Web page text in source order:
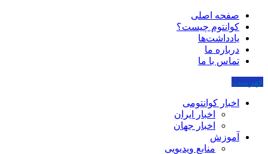
صفحه اصلی
کوانتوم چیست؟
یادداشت‌ها
درباره ما
تماس با ما
فهرست
اخبار کوانتومی
اخبار ایران
اخبار جهان
آموزش
منابع ویدیویی